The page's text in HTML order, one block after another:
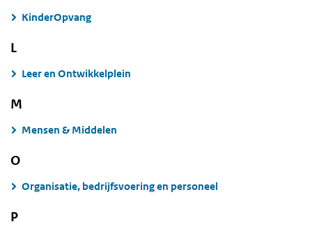
KinderOpvang
L
Leer en Ontwikkelplein
M
Mensen & Middelen
O
Organisatie, bedrijfsvoering en personeel
P